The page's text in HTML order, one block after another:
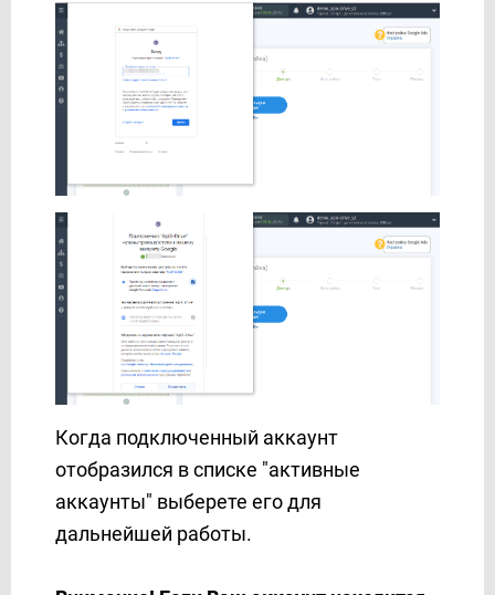
SMS Украина
SMS-fly
SMS-SMS
SMS.to
SMSAPI
SMTP
Snovio
SprintSMS
Squarespace
Stripe
SvitSMS
Telnyx
Когда подключенный аккаунт
отобразился в списке "активные
аккаунты" выберете его для
дальнейшей работы.